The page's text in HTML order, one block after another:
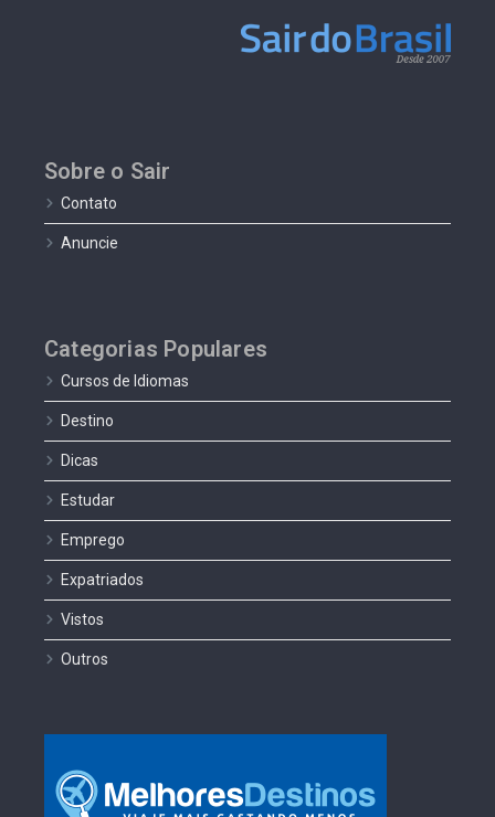
Sobre o Sair
Contato
Anuncie
Categorias Populares
Cursos de Idiomas
Destino
Dicas
Estudar
Emprego
Expatriados
Vistos
Outros